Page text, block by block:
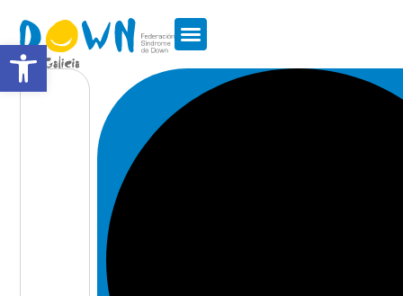
Abrir barra de herramientas